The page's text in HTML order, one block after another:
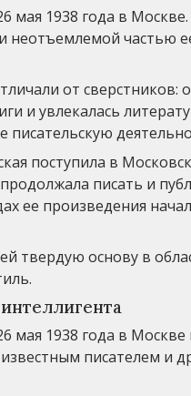
мая 1938 года в
неотъемлемой частью
от сверстников:
и увлекалась
поступила в
писать и
ее произведения
твердую основу в
мая 1938 года в
писателем и